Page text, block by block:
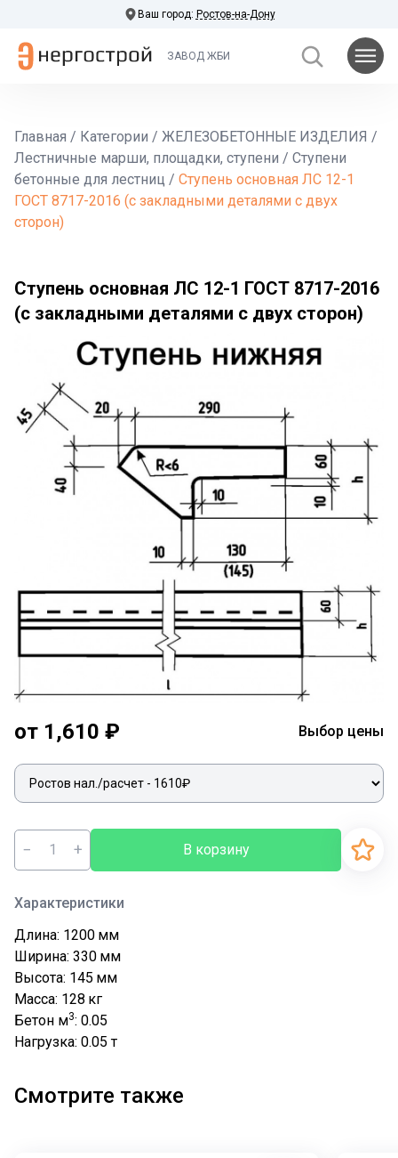
Ваш город: Ростов-на-Дону
ЗАВОД ЖБИ
Главная / Категории / ЖЕЛЕЗОБЕТОННЫЕ ИЗДЕЛИЯ /
Лестничные марши, площадки, ступени / Ступени
бетонные для лестниц / Ступень основная ЛС 12-1
ГОСТ 8717-2016 (с закладными деталями с двух
сторон)
Ступень основная ЛС 12-1 ГОСТ 8717-2016
(с закладными деталями с двух сторон)
от 1,610 ₽ Выбор цены
− + В корзину
Характеристики
Длина: 1200 мм
Ширина: 330 мм
Высота: 145 мм
Масса: 128 кг
Бетон м3: 0.05
Нагрузка: 0.05т
Смотрите также